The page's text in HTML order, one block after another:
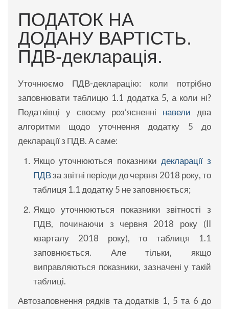
ПОДАТОК НА
ДОДАНУ ВАРТІСТЬ.
ПДВ-декларація.
Уточнюємо ПДВ-декларацію: коли потрібно
заповнювати таблицю 1.1 додатка 5, а коли ні?
Податківці у своєму роз’ясненні навели два
алгоритми щодо уточнення додатку 5 до
декларації з ПДВ. А саме:
якщо уточнюються показники декларації з
ПДВза звітні періоди до червня 2018 року, то
таблиця 1.1 додатку 5 не заповнюється;
якщо уточнюються показники звітності з
ПДВ, починаючи з червня 2018 року (II
кварталу 2018 року), то таблиця 1.1
заповнюється. Але тільки, якщо
виправляються показники, зазначені у такій
таблиці.
Автозаповнення рядків та додатків 1, 5 та 6 до